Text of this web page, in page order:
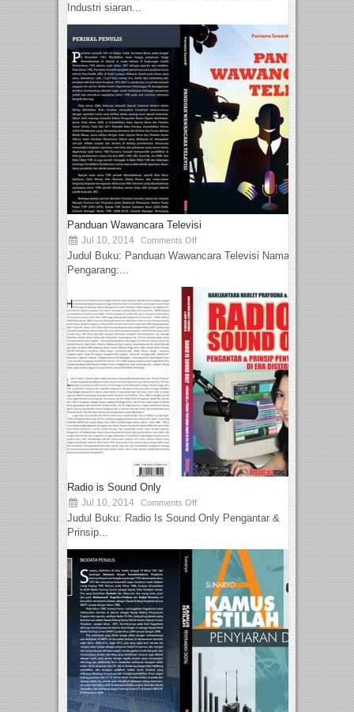
Industri siaran...
Panduan Wawancara Televisi
Jul 10, 2014 Comments Off
Judul Buku: Panduan Wawancara Televisi Nama
Pengarang:...
Radio is Sound Only
Jul 10, 2014 Comments Off
Judul Buku: Radio Is Sound Only Pengantar &
Prinsip...